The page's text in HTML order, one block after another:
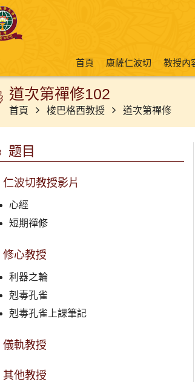
首頁 康薩仁波切 教授內
道次第禪修102
首頁 梭巴格西教授 道次第禪修
题目
仁波切教授影片
心經
短期禪修
修心教授
利器之輪
剋毒孔雀
剋毒孔雀上課筆記
儀軌教授
其他教授